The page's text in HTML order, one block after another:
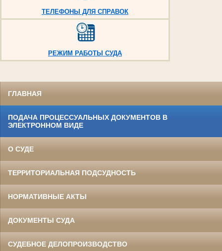
ТЕЛЕФОНЫ ДЛЯ СПРАВОК
РЕЖИМ РАБОТЫ СУДА
ГЛАВНАЯ
ПОДАЧА ПРОЦЕССУАЛЬНЫХ ДОКУМЕНТОВ В
ЭЛЕКТРОННОМ ВИДЕ
О СУДЕ
ТЕРРИТОРИАЛЬНАЯ ПОДСУДНОСТЬ
НОРМАТИВНЫЕ АКТЫ
ДОКУМЕНТЫ СУДА
СУДЕБНОЕ ДЕЛОПРОИЗВОДСТВО